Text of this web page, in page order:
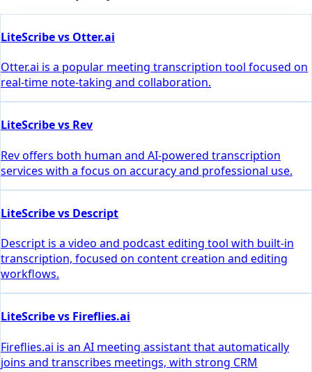
LiteScribe vs Otter.ai
Otter.ai is a popular meeting transcription tool focused on
real-time note-taking and collaboration.
LiteScribe vs Rev
Rev offers both human and AI-powered transcription
services with a focus on accuracy and professional use.
LiteScribe vs Descript
Descript is a video and podcast editing tool with built-in
transcription, focused on content creation and editing
workflows.
LiteScribe vs Fireflies.ai
Fireflies.ai is an AI meeting assistant that automatically
joins and transcribes meetings, with strong CRM